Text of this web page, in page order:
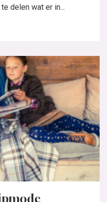
delen wat er in...